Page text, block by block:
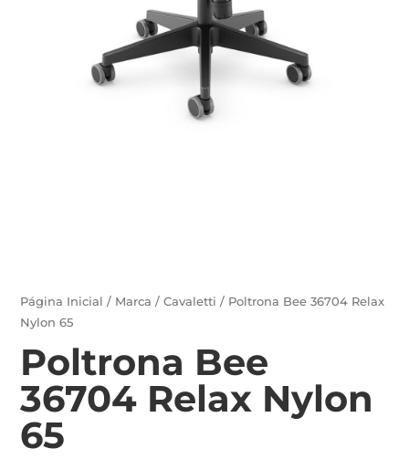
Página Inicial / Marca /Cavaletti / Poltrona Bee 36704 Relax
Nylon 65
Poltrona Bee
36704 Relax Nylon
65